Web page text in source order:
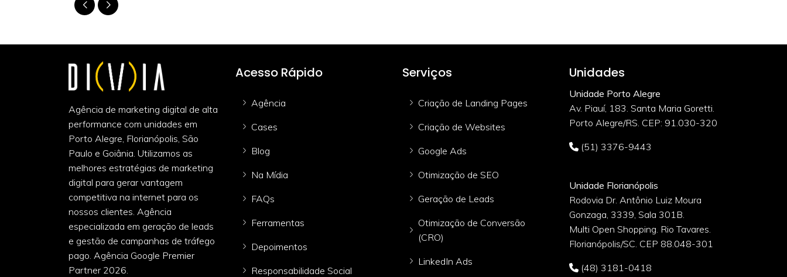
Agência de marketing digital de alta
performance com unidades em
Porto Alegre, Florianópolis, São
Paulo e Goiânia. Utilizamos as
melhores estratégias de marketing
digital para gerar vantagem
competitiva na internet para os
nossos clientes. Agência
especializada em geração de leads
e gestão de campanhas de tráfego
pago. Agência Google Premier
Partner 2026.
Acesso Rápido
Agência
Cases
Blog
Na Mídia
FAQs
Ferramentas
Depoimentos
Responsabilidade Social
Serviços
Criação de Landing Pages
Criação de Websites
Google Ads
Otimização de SEO
Geração de Leads
Otimização de Conversão
(CRO)
LinkedIn Ads
Unidades
Unidade Porto Alegre
Av. Piauí, 183. Santa Maria Goretti.
Porto Alegre/RS. CEP: 91.030-320
(51) 3376-9443
Unidade Florianópolis
Rodovia Dr. Antônio Luiz Moura
Gonzaga, 3339, Sala 301B.
Multi Open Shopping. Rio Tavares.
Florianópolis/SC. CEP 88.048-301
(48) 3181-0418